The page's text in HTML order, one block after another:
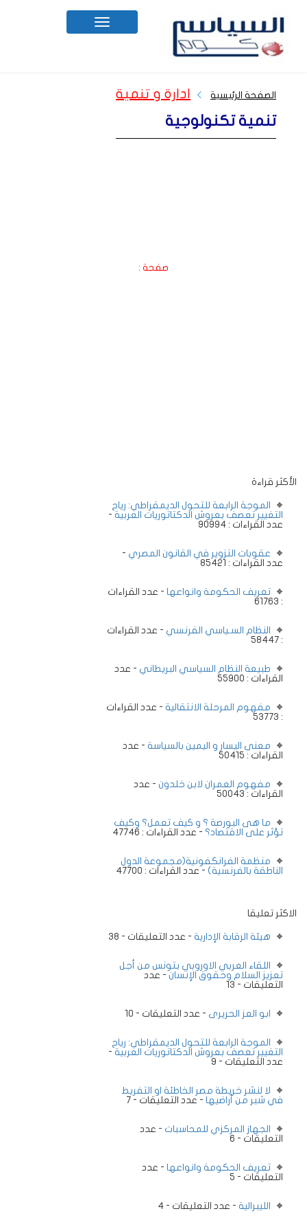
Toggle
navigation
الصفحة الرئيسية ادارة و تنمية
تنمية تكنولوجية
صفحة :
الأكثر قراءة
الموجة الرابعة للتحول الديمقراطي: رياح
التغيير تعصف بعروش الدكتاتوريات العربية -
عدد القراءات : 90994
عقوبات التزوير في القانون المصري -
عدد القراءات : 85421
تعريف الحكومة وانواعها - عدد القراءات
: 61763
النظام السـياسي الفرنسي - عدد القراءات
: 58447
طبيعة النظام السياسي البريطاني - عدد
القراءات : 55900
مفهوم المرحلة الانتقالية - عدد القراءات
: 53773
معنى اليسار و اليمين بالسياسة - عدد
القراءات : 50415
مفهوم العمران لابن خلدون - عدد
القراءات : 50043
ما هى البورصة ؟ و كيف تعمل؟ وكيف
تؤثر على الاقتصاد؟ - عدد القراءات : 47746
منظمة الفرانكفونية(مجموعة الدول
الناطقة بالفرنسية) - عدد القراءات : 47700
الاكثر تعليقا
هيئة الرقابة الإدارية - عدد التعليقات - 38
اللقاء العربي الاوروبي بتونس من أجل
تعزيز السلام وحقوق الإنسان - عدد
التعليقات - 13
ابو العز الحريرى - عدد التعليقات - 10
الموجة الرابعة للتحول الديمقراطي: رياح
التغيير تعصف بعروش الدكتاتوريات العربية -
عدد التعليقات - 9
لا لنشر خريطة مصر الخاطئة او التفريط
في شبر من أراضيها - عدد التعليقات - 7
الجهاز المركزي للمحاسبات - عدد
التعليقات - 6
تعريف الحكومة وانواعها - عدد
التعليقات - 5
الليبرالية - عدد التعليقات - 4